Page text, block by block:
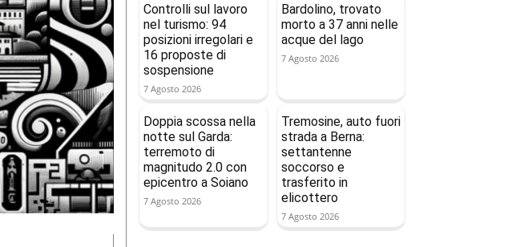
Controlli sul lavoro
nel turismo: 94
posizioni irregolari e
16 proposte di
sospensione
7 Agosto 2026
Bardolino, trovato
morto a 37 anni nelle
acque del lago
7 Agosto 2026
Doppia scossa nella
notte sul Garda:
terremoto di
magnitudo 2.0 con
epicentro a Soiano
7 Agosto 2026
Tremosine, auto fuori
strada a Berna:
settantenne
soccorso e
trasferito in
elicottero
7 Agosto 2026